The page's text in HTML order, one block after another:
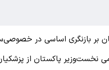
بر بازنگری اساسی در
نخست‌وزیر پاکستان از